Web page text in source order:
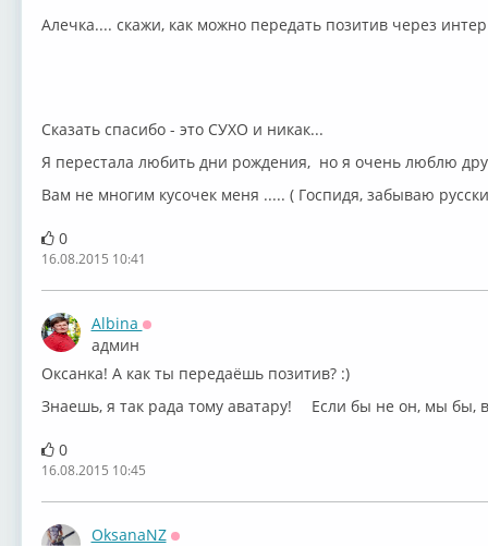
Алечка.... скажи, как можно передать позитив через
Сказать спасибо - это СУХО и никак...
Я перестала любить дни рождения, но я очень люблю
Вам не многим кусочек меня ..... ( Госпидя, забываю
0
16.08.2015 10:41
Albina
Оффлайн
админ
Оксанка! А как ты передаёшь позитив? :)
Знаешь, я так рада тому аватару!
Если бы не он, мы бы,
0
16.08.2015 10:45
OksanaNZ